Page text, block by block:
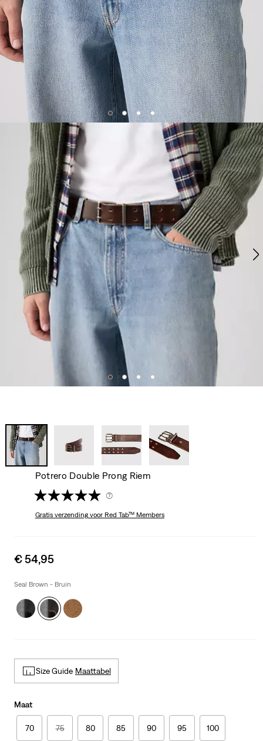
Potrero Double Prong Riem
(7)
Gratis verzendingvoor Red Tab™ Members
Sale
is
€ 54,95
Seal Brown - Bruin
Size Guide Maattabel
Maat
70 75 80 85 90 95 100